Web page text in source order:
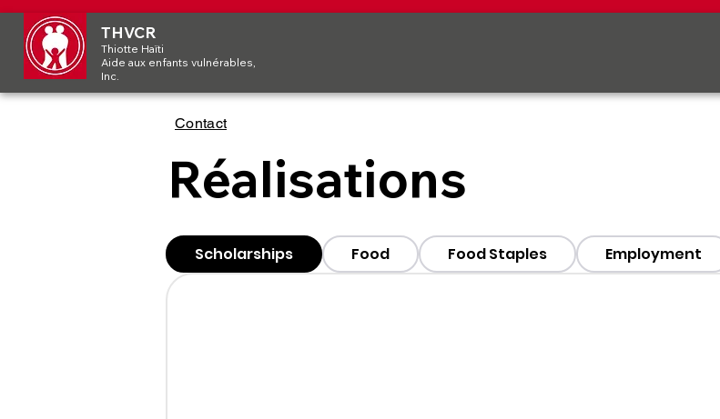
THVCR
Thiotte Haïti
Aide aux enfants vulnérables,
Inc.
Contact
Réalisations
Scholarships Food Food Staples Employment